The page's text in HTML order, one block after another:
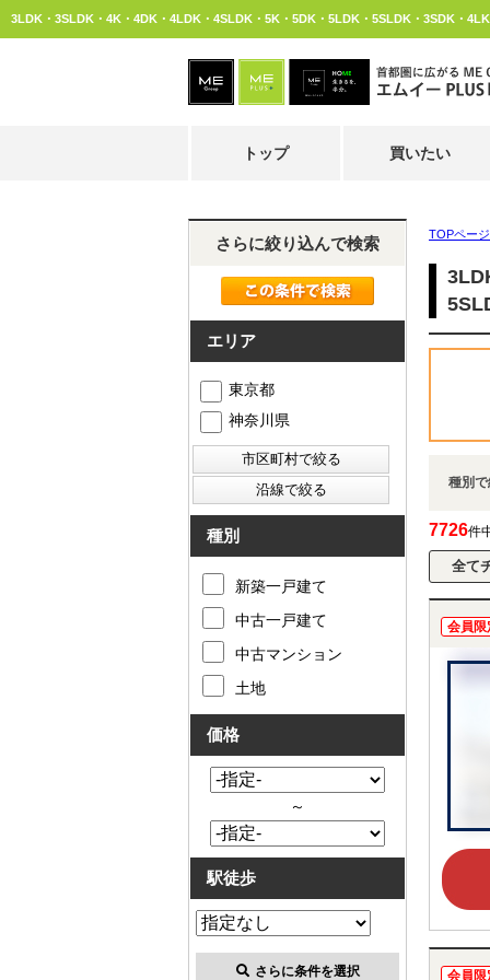
トップ 買いたい
TOPページ
種別
7726件
会員限
会員限
さらに絞り込んで検索
エリア
東京都
神奈川県
種別
新築一戸建て
中古一戸建て
中古マンション
土地
価格
～
駅徒歩
さらに条件を選択